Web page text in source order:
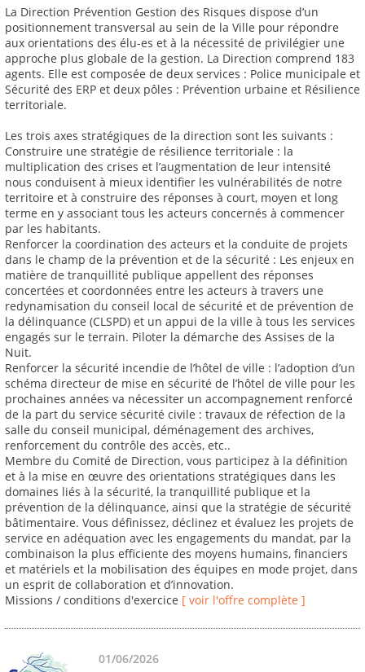
La Direction Prévention Gestion des Risques dispose d’un
positionnement transversal au sein de la Ville pour répondre
aux orientations des élu-es et à la nécessité de privilégier une
approche plus globale de la gestion. La Direction comprend 183
agents. Elle est composée de deux services : Police municipale et
Sécurité des ERP et deux pôles : Prévention urbaine et Résilience
territoriale.
Les trois axes stratégiques de la direction sont les suivants :
Construire une stratégie de résilience territoriale : la
multiplication des crises et l’augmentation de leur intensité
nous conduisent à mieux identifier les vulnérabilités de notre
territoire et à construire des réponses à court, moyen et long
terme en y associant tous les acteurs concernés à commencer
par les habitants.
Renforcer la coordination des acteurs et la conduite de projets
dans le champ de la prévention et de la sécurité : Les enjeux en
matière de tranquillité publique appellent des réponses
concertées et coordonnées entre les acteurs à travers une
redynamisation du conseil local de sécurité et de prévention de
la délinquance (CLSPD) et un appui de la ville à tous les services
engagés sur le terrain. Piloter la démarche des Assises de la
Nuit.
Renforcer la sécurité incendie de l’hôtel de ville : l’adoption d’un
schéma directeur de mise en sécurité de l’hôtel de ville pour les
prochaines années va nécessiter un accompagnement renforcé
de la part du service sécurité civile : travaux de réfection de la
salle du conseil municipal, déménagement des archives,
renforcement du contrôle des accès, etc..
Membre du Comité de Direction, vous participez à la définition
et à la mise en œuvre des orientations stratégiques dans les
domaines liés à la sécurité, la tranquillité publique et la
prévention de la délinquance, ainsi que la stratégie de sécurité
bâtimentaire. Vous définissez, déclinez et évaluez les projets de
service en adéquation avec les engagements du mandat, par la
combinaison la plus efficiente des moyens humains, financiers
et matériels et la mobilisation des équipes en mode projet, dans
un esprit de collaboration et d’innovation.
Missions / conditions d'exercice [ voir l'offre complète ]
01/06/2026